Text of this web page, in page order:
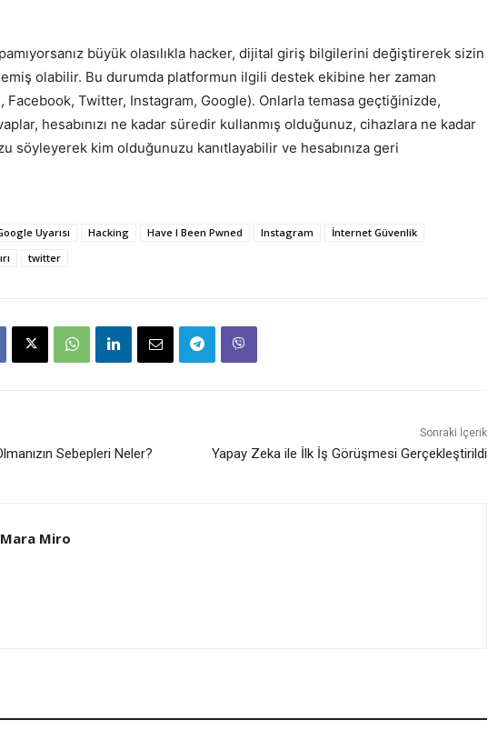
büyük olasılıkla hacker, dijital giriş bilgilerini değiştirerek sizin
olabilir. Bu durumda platformun ilgili destek ekibine her zaman
Twitter, Instagram, Google). Onlarla temasa geçtiğinizde,
hesabınızı ne kadar süredir kullanmış olduğunuz, cihazlara ne kadar
söyleyerek kim olduğunuzu kanıtlayabilir ve hesabınıza geri
Uyarısı Hacking Have I Been Pwned Instagram
İnternet Güvenlik
twitter
Sebepleri Neler?
Sonraki İçerik
Yapay Zeka ile İlk İş Görüşmesi Gerçekleştirildi
Mara Miro